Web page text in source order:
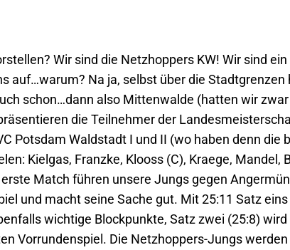
Wir sind die Netzhoppers KW! Wir sind
auf…warum? Na ja, selbst über die
schon…dann also Mittenwalde (hatten wir
die Teilnehmer der
Potsdam Waldstadt I und II (wo haben denn die
Kielgas, Franzke, Klooss (C), Kraege, Mandel,
erste Match führen unsere Jungs gegen
und macht seine Sache gut. Mit 25:11 Satz
wichtige Blockpunkte, Satz zwei (25:8)
Vorrundenspiel. Die Netzhoppers-Jungs